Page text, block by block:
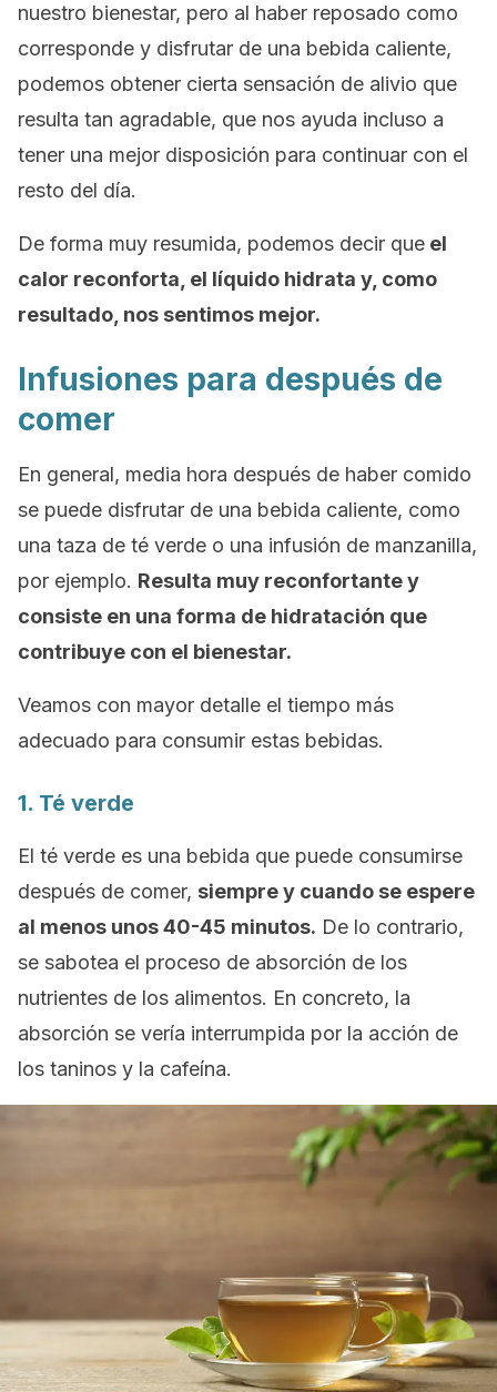
nuestro bienestar, pero al haber reposado como
corresponde y disfrutar de una bebida caliente,
podemos obtener cierta sensación de alivio que
resulta tan agradable, que nos ayuda incluso a
tener una mejor disposición para continuar con el
resto del día.
De forma muy resumida, podemos decir que el
calor reconforta, el líquido hidrata y, como
resultado, nos sentimos mejor.
Infusiones para después de
comer
En general, media hora después de haber comido
se puede disfrutar de una bebida caliente, como
una taza de té verde o una infusión de manzanilla,
por ejemplo. Resulta muy reconfortante y
consiste en una forma de hidratación que
contribuye con el bienestar.
Veamos con mayor detalle el tiempo más
adecuado para consumir estas bebidas.
1. Té verde
El té verde es una bebida que puede consumirse
después de comer, siempre y cuando se espere
al menos unos 40-45 minutos. De lo contrario,
se sabotea el proceso de absorción de los
nutrientes de los alimentos. En concreto, la
absorción se vería interrumpida por la acción de
los taninos y la cafeína.